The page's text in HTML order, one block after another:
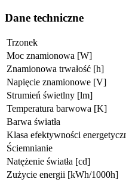
Dane techniczne
Trzonek
Moc znamionowa [W]
Znamionowa trwałość [h]
Napięcie znamionowe [V]
Strumień świetlny [lm]
Temperatura barwowa [K]
Barwa światła
Klasa efektywności
Ściemnianie
Natężenie światła [cd]
Zużycie energii [kWh/1000h]